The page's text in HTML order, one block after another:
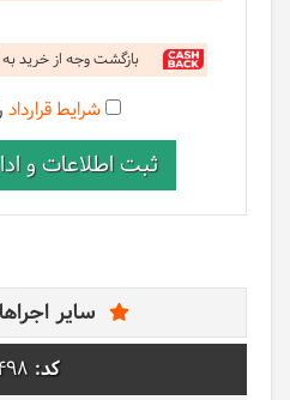
بازگشت وجه از خرید به
شرایط قرارداد
ثبت اطلاعات و
سایر